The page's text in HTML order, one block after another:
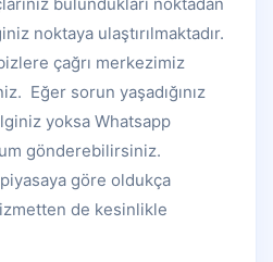
bulundukları noktadan
noktaya ulaştırılmaktadır.
çağrı merkezimiz
Eğer sorun yaşadığınız
yoksa Whatsapp
gönderebilirsiniz.
göre oldukça
de kesinlikle